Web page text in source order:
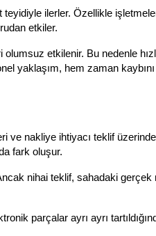
teyidiyle ilerler. Özellikle
etkiler.
etkilenir. Bu nedenle
yaklaşım, hem zaman
ve nakliye ihtiyacı teklif
fark oluşur.
nihai teklif, sahadaki
parçalar ayrı ayrı